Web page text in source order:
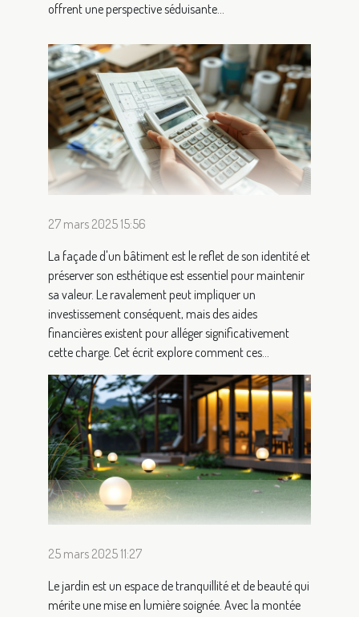
offrent une perspective séduisante...
27 mars 2025 15:56
La façade d'un bâtiment est le reflet de son identité et
préserver son esthétique est essentiel pour maintenir
sa valeur. Le ravalement peut impliquer un
investissement conséquent, mais des aides
financières existent pour alléger significativement
cette charge. Cet écrit explore comment ces...
25 mars 2025 11:27
Le jardin est un espace de tranquillité et de beauté qui
mérite une mise en lumière soignée. Avec la montée